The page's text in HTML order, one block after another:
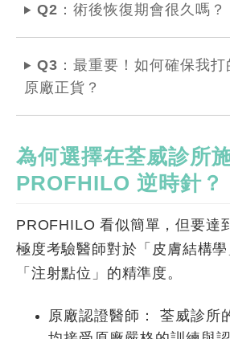
Q2：術後恢復期會很久嗎？
Q3：最重要！如何確保我打
原廠正貨？
為何選擇在荃威診所
PROFHILO 逆時針？
PROFHILO 看似簡單，但要達
極度考驗醫師對於「皮膚結構
「注射點位」的精準度。
原廠認證醫師：
荃威診所